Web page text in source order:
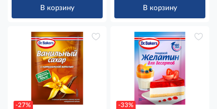
В корзину В корзину
-27% -33%